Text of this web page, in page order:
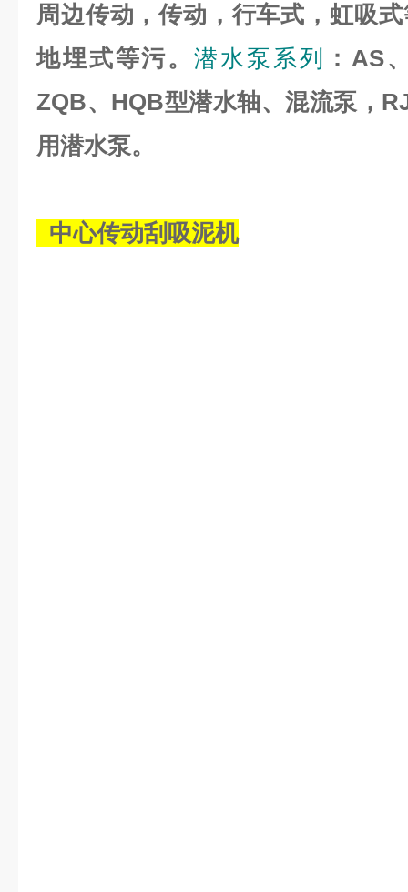
周边传动，传动，行车式，虹吸
地埋式等污。潜水泵系列
：AS
ZQB、HQB型潜水轴、混流泵，
用潜水泵。
中心传动刮吸泥机